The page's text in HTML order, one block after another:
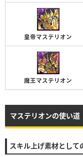
皇帝マステリオン
魔王マステリオン
マステリオンの使い道
スキル上げ素材として